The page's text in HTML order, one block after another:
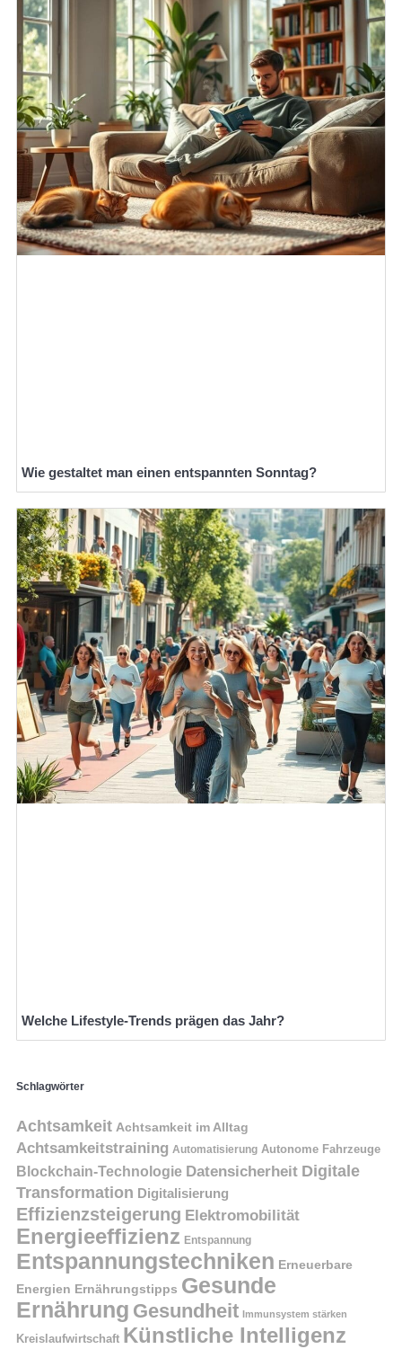
Wie gestaltet man einen entspannten Sonntag?
Welche Lifestyle-Trends prägen das Jahr?
Schlagwörter
Achtsamkeit Achtsamkeit im Alltag
Achtsamkeitstraining Automatisierung Autonome Fahrzeuge
Blockchain-Technologie Datensicherheit Digitale
Transformation Digitalisierung
Effizienzsteigerung Elektromobilität
Energieeffizienz Entspannung
Entspannungstechniken Erneuerbare
Energien Ernährungstipps Gesunde
Ernährung Gesundheit Immunsystem stärken
Kreislaufwirtschaft Künstliche Intelligenz